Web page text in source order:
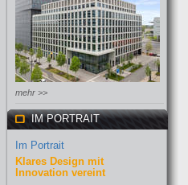
mehr >>
IM PORTRAIT
Im Portrait
Klares Design mit
Innovation vereint